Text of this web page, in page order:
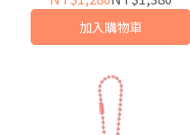
加入購物車